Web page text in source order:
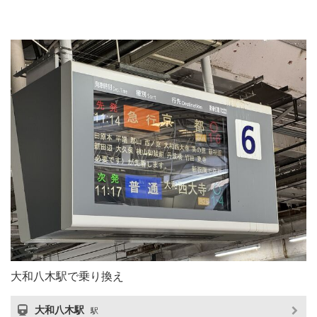
大和八木駅で乗り換え
大和八木駅 駅